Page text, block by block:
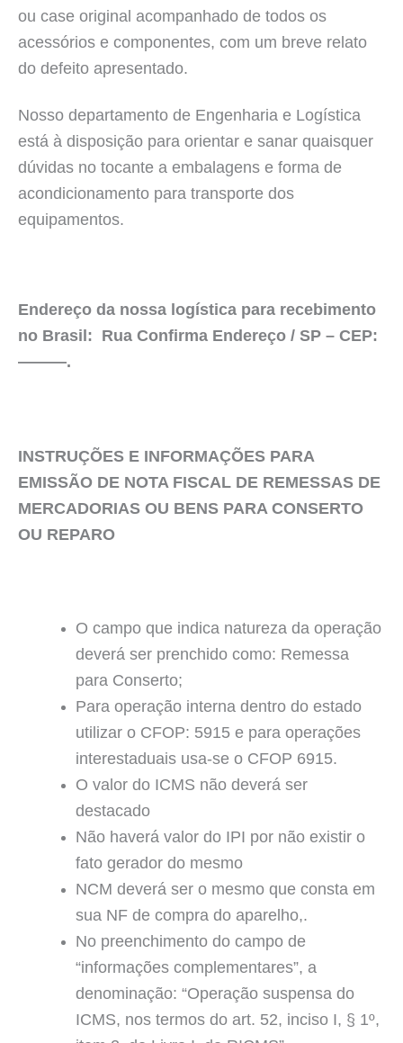
ou case original acompanhado de todos os
acessórios e componentes, com um breve relato
do defeito apresentado.
Nosso departamento de Engenharia e Logística
está à disposição para orientar e sanar quaisquer
dúvidas no tocante a embalagens e forma de
acondicionamento para transporte dos
equipamentos.
Endereço da nossa logística para recebimento
no Brasil: Rua Confirma Endereço / SP – CEP:
———.
INSTRUÇÕES E INFORMAÇÕES PARA
EMISSÃO DE NOTA FISCAL DE REMESSAS DE
MERCADORIAS OU BENS PARA CONSERTO
OU REPARO
O campo que indica natureza da operação
deverá ser prenchido como: Remessa
para Conserto;
Para operação interna dentro do estado
utilizar o CFOP: 5915 e para operações
interestaduais usa-se o CFOP 6915.
O valor do ICMS não deverá ser
destacado
Não haverá valor do IPI por não existir o
fato gerador do mesmo
NCM deverá ser o mesmo que consta em
sua NF de compra do aparelho,.
No preenchimento do campo de
“informações complementares”, a
denominação: “Operação suspensa do
ICMS, nos termos do art. 52, inciso I, § 1º,